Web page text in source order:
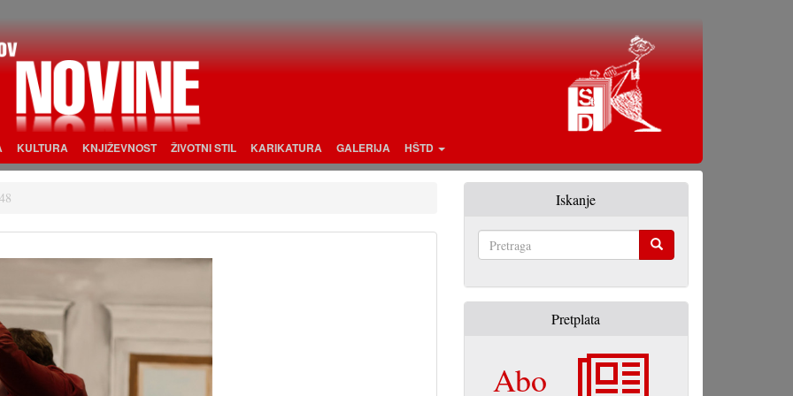
KULTURA KNJIŽEVNOST ŽIVOTNI STIL KARIKATURA GALERIJA HŠTD
Iskanje
Pretplata
Abo